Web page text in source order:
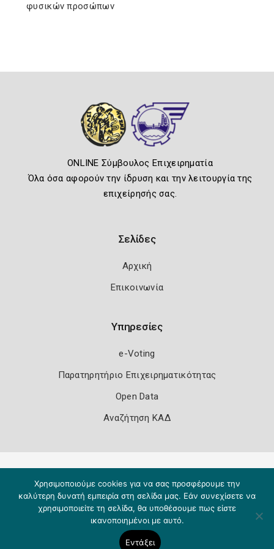
φυσικών προσώπων
ONLINE Σύμβουλος Επιχειρηματία
Όλα όσα αφορούν την ίδρυση και την λειτουργία της
επιχείρησής σας.
Σελίδες
Αρχική
Επικοινωνία
Υπηρεσίες
e-Voting
Παρατηρητήριο Επιχειρηματικότητας
Open Data
Αναζήτηση ΚΑΔ
Χρησιμοποιούμε cookies για να σας προσφέρουμε την
καλύτερη δυνατή εμπειρία στη σελίδα μας. Εάν συνεχίσετε να
χρησιμοποιείτε τη σελίδα, θα υποθέσουμε πως είστε
ικανοποιημένοι με αυτό.
Εντάξει
Copyright 2026 Knowledge A.E.